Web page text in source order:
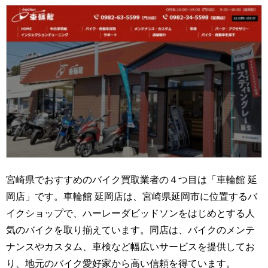
宮崎県でおすすめのバイク買取業者の４つ目は「車輪館 延
岡店」です。車輪館 延岡店は、宮崎県延岡市に位置するバ
イクショップで、ハーレーダビッドソンをはじめとする人
気のバイクを取り揃えています。同店は、バイクのメンテ
ナンスやカスタム、車検など幅広いサービスを提供してお
り、地元のバイク愛好家から高い信頼を得ています。